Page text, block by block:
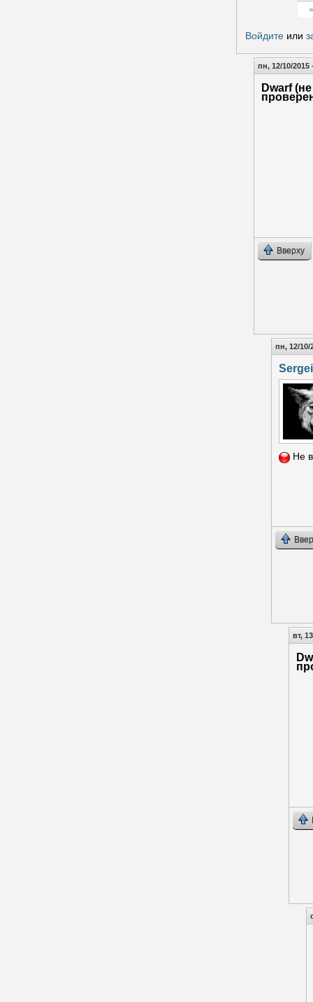
Войдитеили
пн, 12/10/2015
Dwarf (не
Вверху
пн, 12/10/
Sergei
Не
вт,